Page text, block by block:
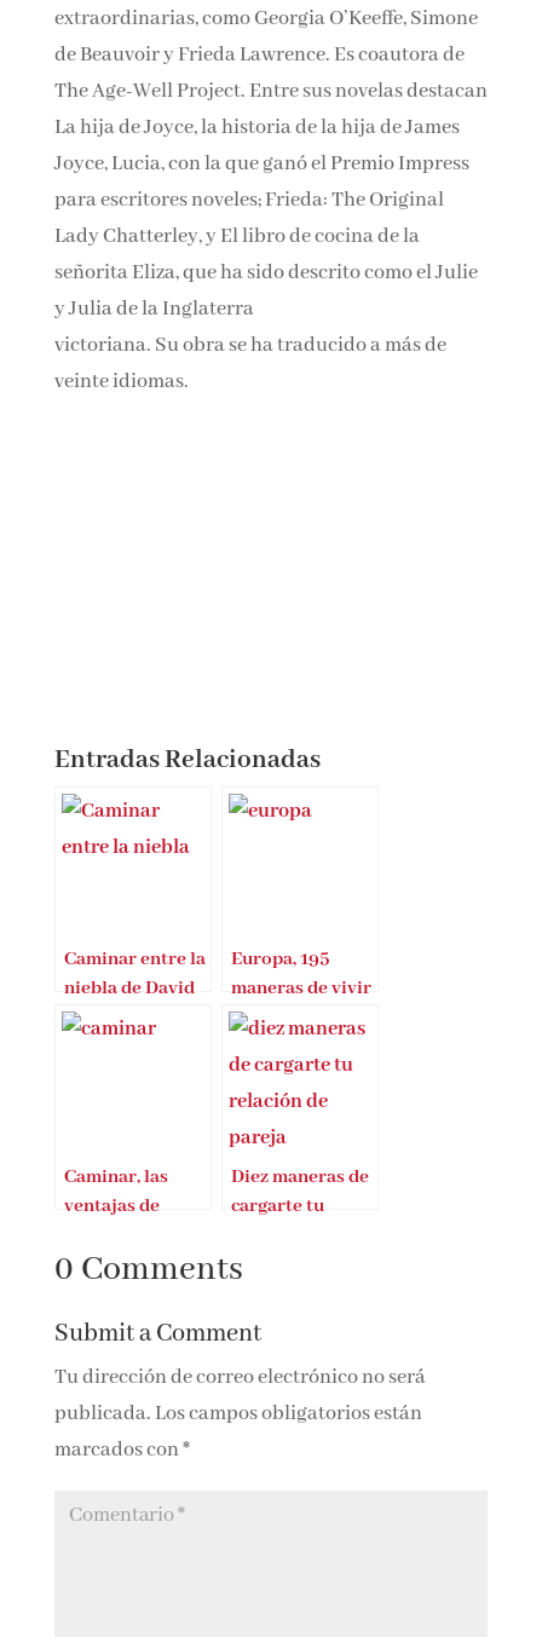
de caminar en la vida de mujeres
extraordinarias, como Georgia O’Keeffe,
Simone de Beauvoir y Frieda Lawrence. Es
coautora de The Age-Well Project. Entre sus
novelas destacan La hija de Joyce, la historia de
la hija de James Joyce, Lucia, con la que ganó el
Premio Impress para escritores noveles; Frieda:
The Original Lady Chatterley, y El libro de
cocina de la señorita Eliza, que ha sido descrito
como el Julie y Julia de la Inglaterra
victoriana. Su obra se ha traducido a más de
Entradas Relacionadas
Caminar entre la
niebla de David
Europa, 195
maneras de vivir
Caminar, las
descubrir el
Diez maneras de
relación de
Submit a Comment
Tu dirección de correo electrónico no será
publicada.Los campos obligatorios están